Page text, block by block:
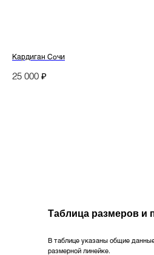
Кардиган Сочи
25 000 ₽
Таблица размеров и
В таблице указаны общие
размерной линейке.
О бренде